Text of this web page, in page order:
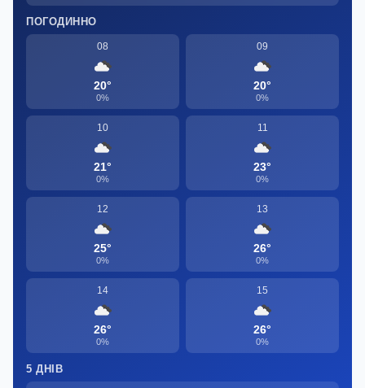
ПОГОДИННО
08
20°
0%
09
20°
0%
10
21°
0%
11
23°
0%
12
25°
0%
13
26°
0%
14
26°
0%
15
26°
0%
5 ДНІВ